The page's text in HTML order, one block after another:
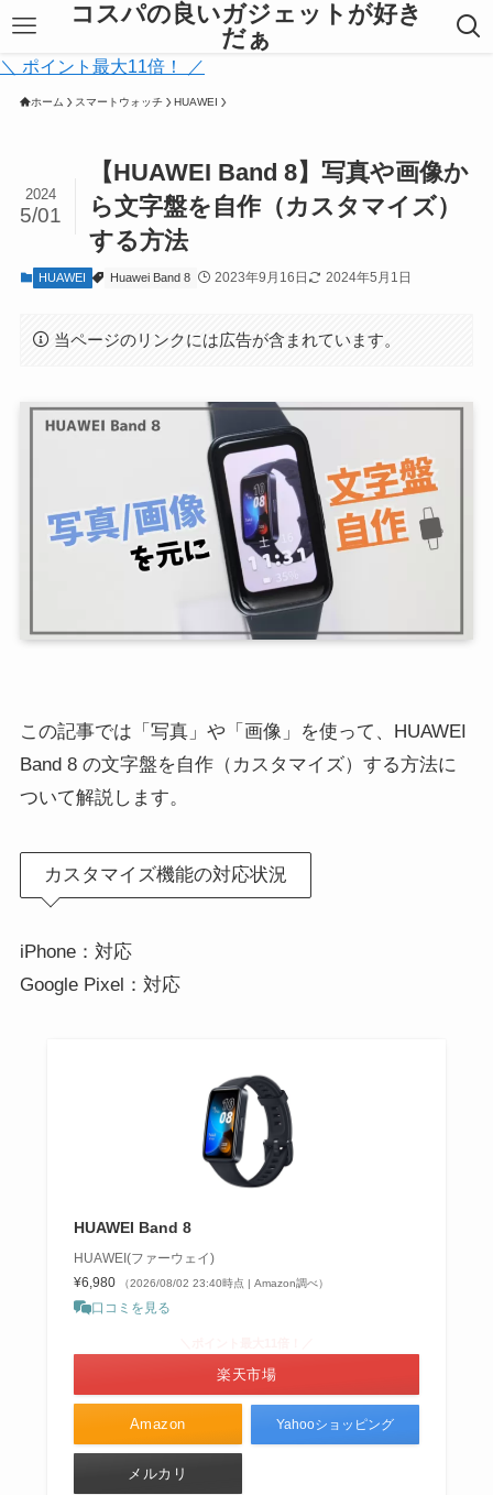
コスパの良いガジェットが好き
だぁ
＼ ポイント最大11倍！ ／
ホーム スマートウォッチ HUAWEI
【HUAWEI Band 8】写真や画像か
ら文字盤を自作（カスタマイズ）
する方法
2024
5/01
HUAWEI Huawei Band 8 2023年9月16日 2024年5月1日
当ページのリンクには広告が含まれています。
この記事では「写真」や「画像」を使って、HUAWEI
Band 8 の文字盤を自作（カスタマイズ）する方法に
ついて解説します。
カスタマイズ機能の対応状況
iPhone：対応
Google Pixel：対応
HUAWEI Band 8
HUAWEI(ファーウェイ)
¥6,980
（2026/08/02 23:40時点 | Amazon調べ）
口コミを見る
Amazon
楽天市場
Yahooショッピング
メルカリ